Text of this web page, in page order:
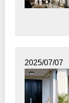
2025/07/07